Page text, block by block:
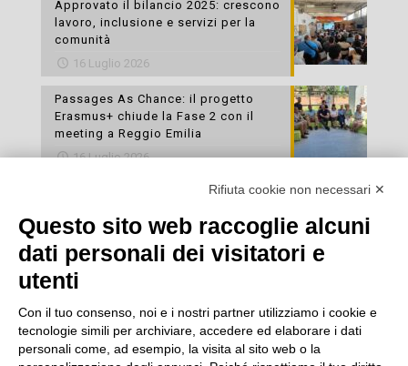
Approvato il bilancio 2025: crescono
lavoro, inclusione e servizi per la
comunità
16 Luglio 2026
Passages As Chance: il progetto
Erasmus+ chiude la Fase 2 con il
meeting a Reggio Emilia
16 Luglio 2026
Esami di laboratorio preventivi
cura della propria salute
16 Luglio 2026
Rifiuta cookie non necessari ✕
Questo sito web raccoglie alcuni
dati personali dei visitatori e
utenti
Con il tuo consenso, noi e i nostri partner utilizziamo i cookie e
tecnologie simili per archiviare, accedere ed elaborare i dati
personali come, ad esempio, la visita al sito web o la